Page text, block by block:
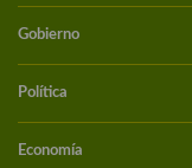
Gobierno
Política
Economía